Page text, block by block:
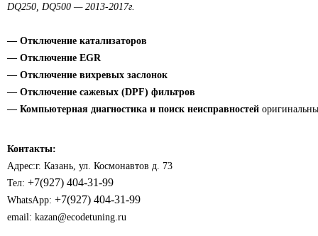
DQ250, DQ500 — 2013-2017г.
— Отключение катализаторов
— Отключение EGR
— Отключение вихревых заслонок
— Отключение сажевых (DPF) фильтров
— Компьютерная диагностика и поиск неисправностей
Контакты:
Адрес:г. Казань, ул. Космонавтов д. 73
Тел: +7(927) 404-31-99
WhatsApp: +7(927) 404-31-99
email: kazan@ecodetuning.ru